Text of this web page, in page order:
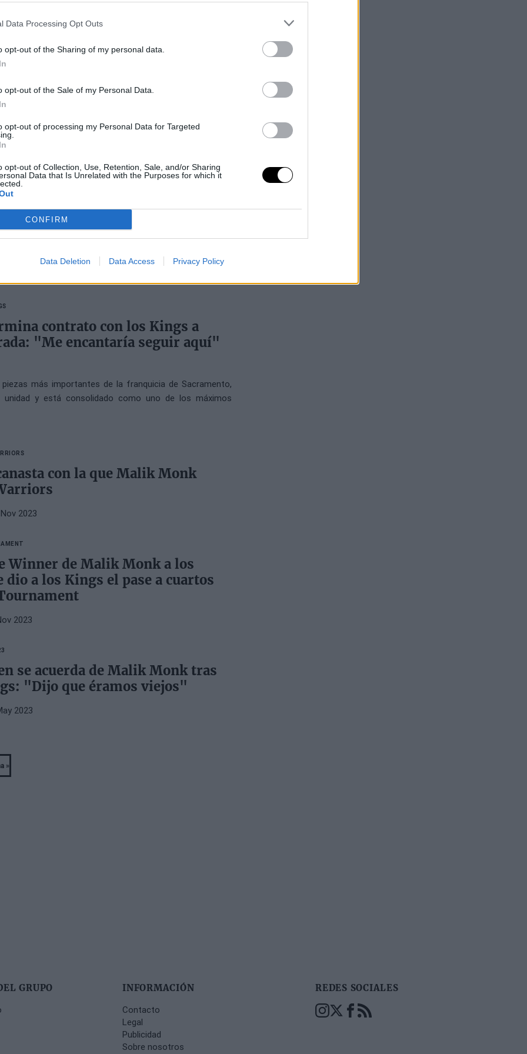
Data Processing Opt Outs
opt-out of the Sharing of my personal data.
opt-out of the Sale of my Personal Data.
opt-out of processing my Personal Data for Targeted
opt-out of Collection, Use, Retention, Sale, and/or Sharing
Data that Is Unrelated with the Purposes for which it
CONFIRM
Data Deletion Data Access Privacy Policy
de rodilla de Malik Monk:
un jugador clave para el tramo
año
de baja y no volvería hasta unos hipotéticos
con la posible lesión de
tras haber perdido ya a
2024
ha ocurrido con la lesión de hombro de su compañero
contrato con los Kings a
"Me encantaría seguir aquí"
más importantes de la franquicia de Sacramento,
unidad y está consolidado como uno de los máximos
con la que Malik Monk
2023
Winner de Malik Monk a los
a los Kings el pase a cuartos
2023
se acuerda de Malik Monk tras
"Dijo que éramos viejos"
2023
»
GRUPO
INFORMACIÓN
Contacto
Legal
Publicidad
Sobre nosotros
REDES SOCIALES